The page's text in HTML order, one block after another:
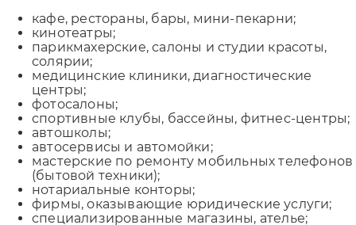
кафе, рестораны, бары, мини-пекарни;
кинотеатры;
парикмахерские, салоны и студии красоты,
солярии;
медицинские клиники, диагностические
центры;
фотосалоны;
спортивные клубы, бассейны, фитнес-центры;
автошколы;
автосервисы и автомойки;
мастерские по ремонту мобильных телефонов
(бытовой техники);
нотариальные конторы;
фирмы, оказывающие юридические услуги;
специализированные магазины, ателье;